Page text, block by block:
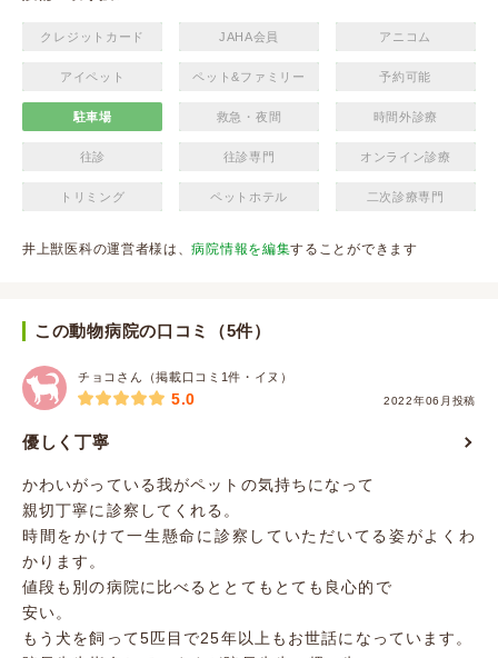
クレジットカード JAHA会員 アニコム
アイペット ペット&ファミリー 予約可能
駐車場 救急・夜間 時間外診療
往診 往診専門 オンライン診療
トリミング ペットホテル 二次診療専門
井上獣医科の運営者様は、病院情報を編集することができます
この動物病院の口コミ（5件）
チョコさん（掲載口コミ1件・イヌ）
2022年06月投稿
5.0
優しく丁寧
かわいがっている我がペットの気持ちになって
親切丁寧に診察してくれる。
時間をかけて一生懸命に診察していただいてる姿がよくわ
かります。
値段も別の病院に比べるととてもとても良心的で
安い。
もう犬を飼って5匹目で25年以上もお世話になっています。